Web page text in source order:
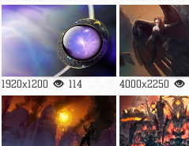
1920x1200 114 4000x2250